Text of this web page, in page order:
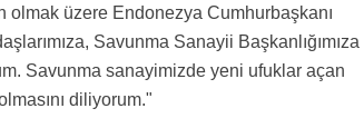
olmak üzere Endonezya Cumhurbaşkanı
Savunma Sanayii Başkanlığımıza
Savunma sanayimizde yeni ufuklar açan
diliyorum."